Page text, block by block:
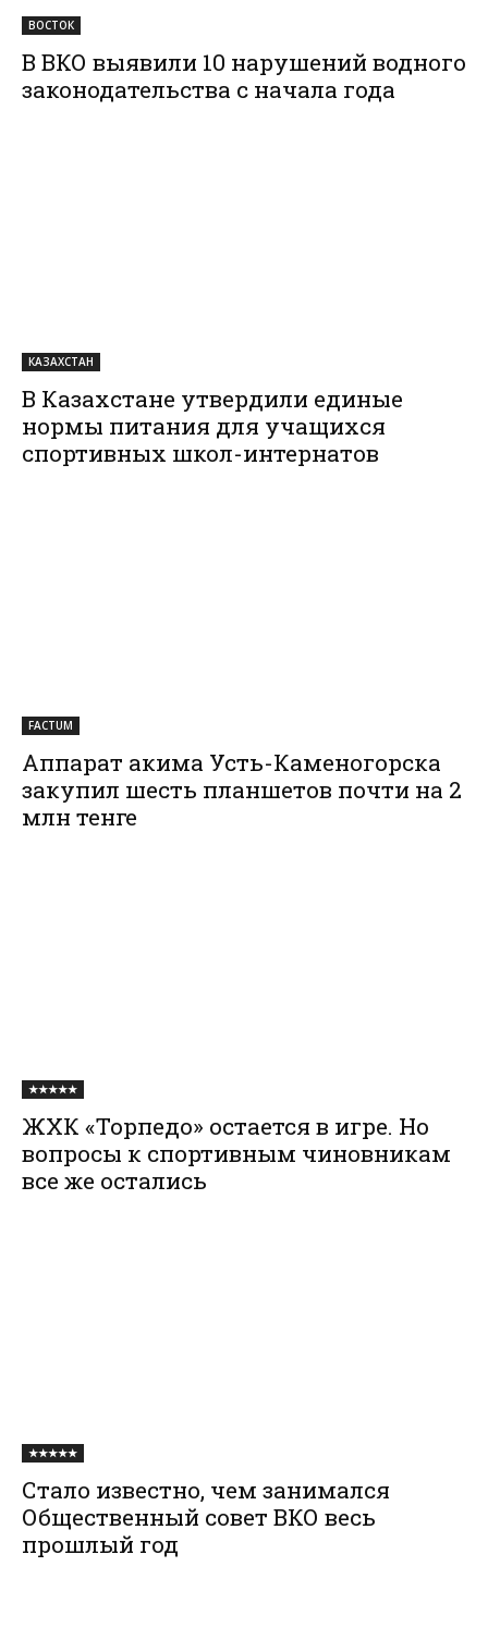
ВОСТОК
В ВКО выявили 10 нарушений водного
законодательства с начала года
КАЗАХСТАН
В Казахстане утвердили единые
нормы питания для учащихся
спортивных школ-интернатов
FACTUM
Аппарат акима Усть-Каменогорска
закупил шесть планшетов почти на 2
млн тенге
★★★★★
ЖХК «Торпедо» остается в игре. Но
вопросы к спортивным чиновникам
все же остались
★★★★★
Стало известно, чем занимался
Общественный совет ВКО весь
прошлый год